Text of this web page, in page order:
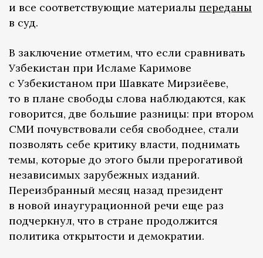
и все соответствующие материалы переданы
в суд.
В заключение отметим, что если сравнивать
Узбекистан при Исламе Каримове
с Узбекистаном при Шавкате Мирзиёеве,
то в плане свободы слова наблюдаются, как
говорится, две большие разницы: при втором
СМИ почувствовали себя свободнее, стали
позволять себе критику власти, поднимать
темы, которые до этого были прерогативой
независимых зарубежных изданий.
Переизбранный месяц назад президент
в новой инаугурационной речи еще раз
подчеркнул, что в стране продолжится
политика открытости и демократии.